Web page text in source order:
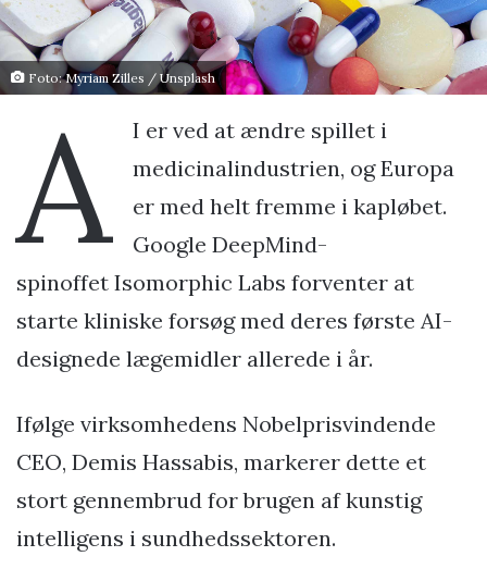
Foto:Myriam Zilles / Unsplash
A
I er ved at ændre spillet i
medicinalindustrien, og Europa
er med helt fremme i kapløbet.
Google DeepMind-
spinoffet Isomorphic Labs forventer at
starte kliniske forsøg med deres første AI-
designede lægemidler allerede i år.
Ifølge virksomhedens Nobelprisvindende
CEO, Demis Hassabis, markerer dette et
stort gennembrud for brugen af kunstig
intelligens i sundhedssektoren.